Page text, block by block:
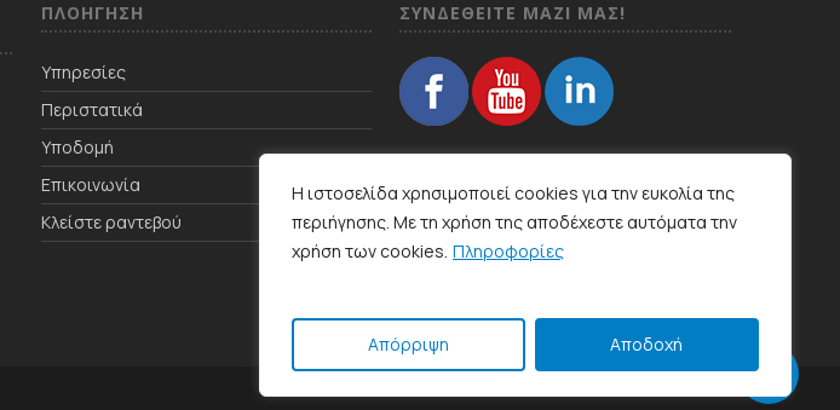
Η ιστοσελίδα χρησιμοποιεί cookies για την ευκολία της
περιήγησης. Με τη χρήση της αποδέχεστε αυτόματα την
χρήση των cookies. Πληροφορίες
Απόρριψη Αποδοχή
ΠΛΟΗΓΗΣΗ
Υπηρεσίες
Περιστατικά
Υποδομή
Επικοινωνία
Κλείστε ραντεβού
ΣΥΝΔΕΘΕΙΤΕ ΜΑΖΙ ΜΑΣ!